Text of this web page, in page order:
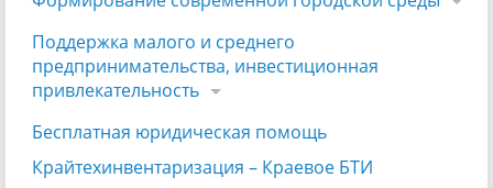
Поддержка малого и среднего
предпринимательства, инвестиционная
привлекательность
Бесплатная юридическая помощь
Крайтехинвентаризация – Краевое БТИ